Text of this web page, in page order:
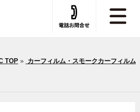
TOP» カーフィルム・スモークカーフィルム